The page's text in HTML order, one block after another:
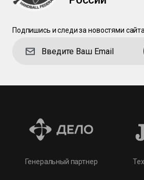
Подпишись и следи за новостями
Генеральный партнер